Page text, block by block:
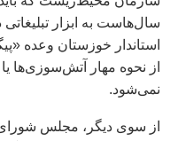
سال‌هاست به ابزار
استاندار خوزستان وعده
از نحوه مهار آتش‌سوزی‌ها
نمی‌شود.
از سوی دیگر، مجلس شورای